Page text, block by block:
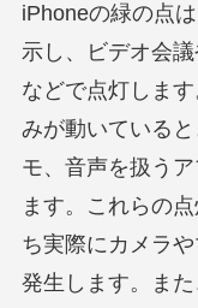
iPhoneの緑の点
示し、ビデオ会
などで点灯しま
みが動いている
モ、音声を扱う
ます。これらの
ち実際にカメラ
発生します。ま